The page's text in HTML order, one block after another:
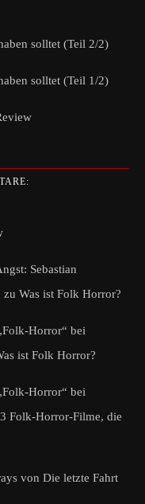
solltet (Teil 2/2)
solltet (Teil 1/2)
Sebastian
zu Was ist Folk Horror?
Horror“ bei
ist Folk Horror?
Horror“ bei
Folk-Horror-Filme, die
von Die letzte Fahrt